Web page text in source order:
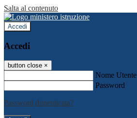
Salta al contenuto
Accedi
Accedi
button close ×
Nome Utente
Password
Password dimenticata?